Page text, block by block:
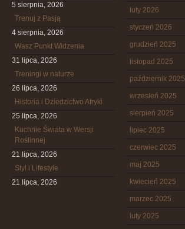
5 sierpnia, 2026
Trenuj z Pasją
4 sierpnia, 2026
Wasz Punkt Widzenia
31 lipca, 2026
Treningi w naturze
26 lipca, 2026
Historia i Dziedzictwo Afryki
25 lipca, 2026
Kuchnie Świata w Wersji
Roślinnej
21 lipca, 2026
Styl i Lifestyle
21 lipca, 2026
luty 2026
styczeń 2026
grudzień 2025
listopad 2025
październik 2025
wrzesień 2025
sierpień 2025
lipiec 2025
czerwiec 2025
maj 2025
kwiecień 2025
marzec 2025
luty 2025